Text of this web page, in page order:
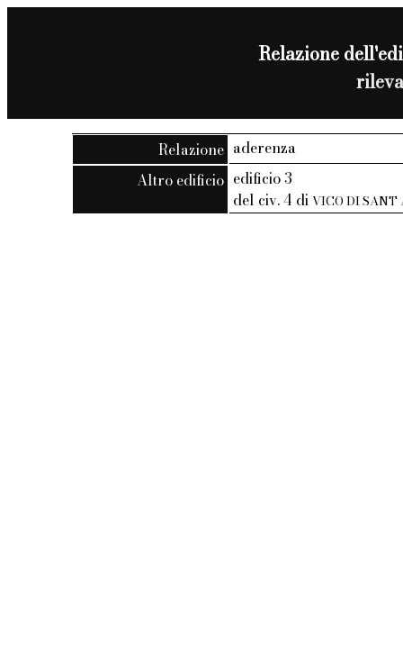
Relazione
Relazione aderenza
Altro edificio edificio 3
del civ. 4 diVICO DI SANT